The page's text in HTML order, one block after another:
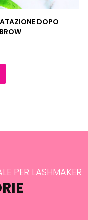
DOPO
PER LASHMAKER